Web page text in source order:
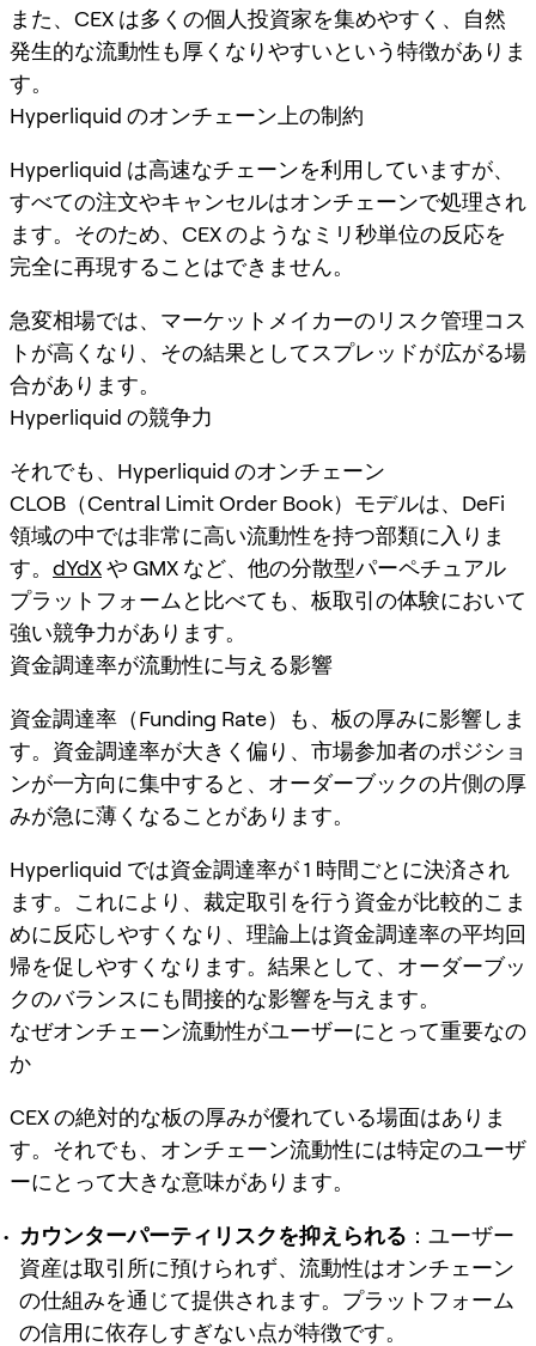
また、CEX は多くの個人投資家を集めやすく、自然
発生的な流動性も厚くなりやすいという特徴がありま
す。
Hyperliquid のオンチェーン上の制約
Hyperliquid は高速なチェーンを利用していますが、
すべての注文やキャンセルはオンチェーンで処理され
ます。そのため、CEX のようなミリ秒単位の反応を
完全に再現することはできません。
急変相場では、マーケットメイカーのリスク管理コス
トが高くなり、その結果としてスプレッドが広がる場
合があります。
Hyperliquid の競争力
それでも、Hyperliquid のオンチェーン
CLOB（Central Limit Order Book）モデルは、DeFi
領域の中では非常に高い流動性を持つ部類に入りま
す。 dYdXや GMX など、他の分散型パーペチュアル
プラットフォームと比べても、板取引の体験において
強い競争力があります。
資金調達率が流動性に与える影響
資金調達率（Funding Rate）も、板の厚みに影響しま
す。資金調達率が大きく偏り、市場参加者のポジショ
ンが一方向に集中すると、オーダーブックの片側の厚
みが急に薄くなることがあります。
Hyperliquid では資金調達率が 1 時間ごとに決済され
ます。これにより、裁定取引を行う資金が比較的こま
めに反応しやすくなり、理論上は資金調達率の平均回
帰を促しやすくなります。結果として、オーダーブッ
クのバランスにも間接的な影響を与えます。
なぜオンチェーン流動性がユーザーにとって重要なの
か
CEX の絶対的な板の厚みが優れている場面はありま
す。それでも、オンチェーン流動性には特定のユーザ
ーにとって大きな意味があります。
カウンターパーティリスクを抑えられる ：ユーザー
資産は取引所に預けられず、流動性はオンチェーン
の仕組みを通じて提供されます。プラットフォーム
の信用に依存しすぎない点が特徴です。